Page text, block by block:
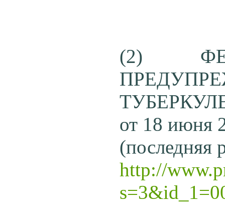
(2)
от 18 июня
(последняя
http://